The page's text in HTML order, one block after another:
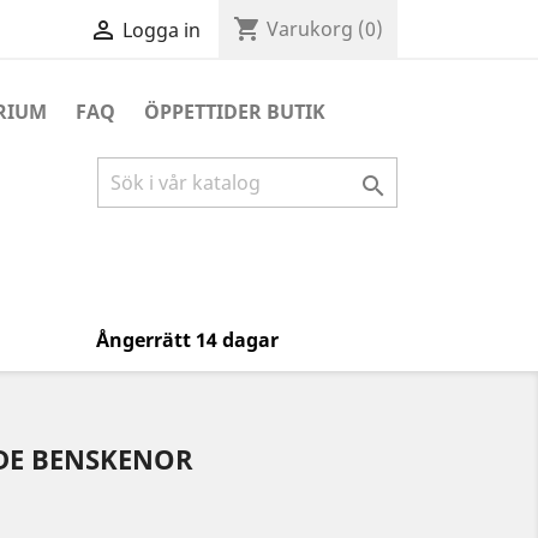
 Logga in shopping_cart Varukorg (0)
FAQ ÖPPETTIDER BUTIK

Ångerrätt 14 dagar
BENSKENOR